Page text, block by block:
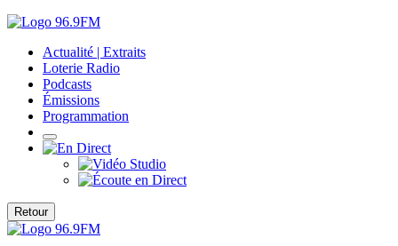
Actualité | Extraits
Loterie Radio
Podcasts
Émissions
Programmation
Retour